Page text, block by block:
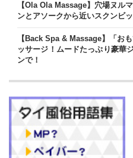
【Ola Ola Massage】穴場ヌル
ンとアソークから近いスクンビ
【Back Spa & Massage】「お
ッサージ！ムードたっぷり豪華
ンで！